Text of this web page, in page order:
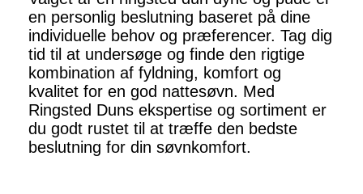
en personlig beslutning baseret på dine
individuelle behov og præferencer. Tag dig
tid til at undersøge og finde den rigtige
kombination af fyldning, komfort og
kvalitet for en god nattesøvn. Med
Ringsted Duns ekspertise og sortiment er
du godt rustet til at træffe den bedste
beslutning for din søvnkomfort.